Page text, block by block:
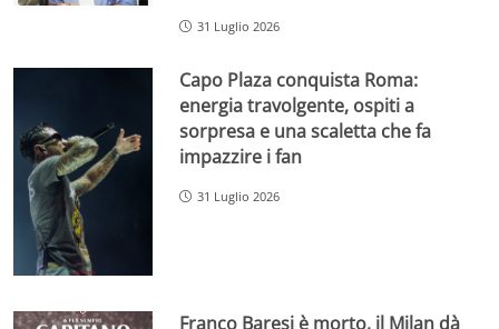
31 Luglio 2026
Capo Plaza conquista Roma:
energia travolgente, ospiti a
sorpresa e una scaletta che fa
impazzire i fan
31 Luglio 2026
Franco Baresi è morto, il Milan dà